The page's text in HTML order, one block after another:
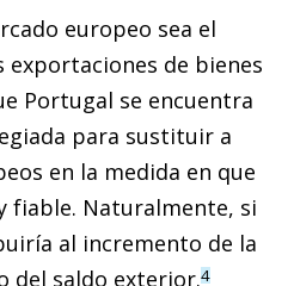
europeo sea el
exportaciones de bienes
Portugal se encuentra
para sustituir a
en la medida en que
fiable. Naturalmente, si
al incremento de la
del saldo exterior.4